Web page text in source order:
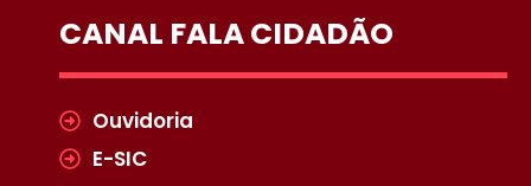
CANAL FALA CIDADÃO
Ouvidoria
E-SIC